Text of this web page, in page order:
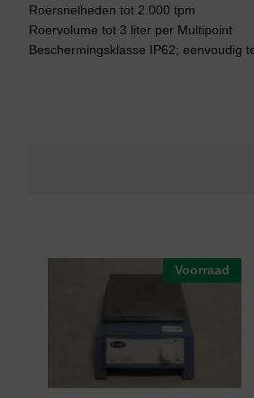
Roersnelheden tot 2.000 tpm
Roervolume tot 3 liter per Multipoint
Beschermingsklasse IP62; eenvoudig
Voorraad